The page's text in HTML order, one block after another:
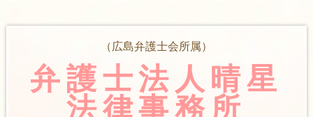
弁護士法人晴星
法律事務所
（広島弁護士会所属）